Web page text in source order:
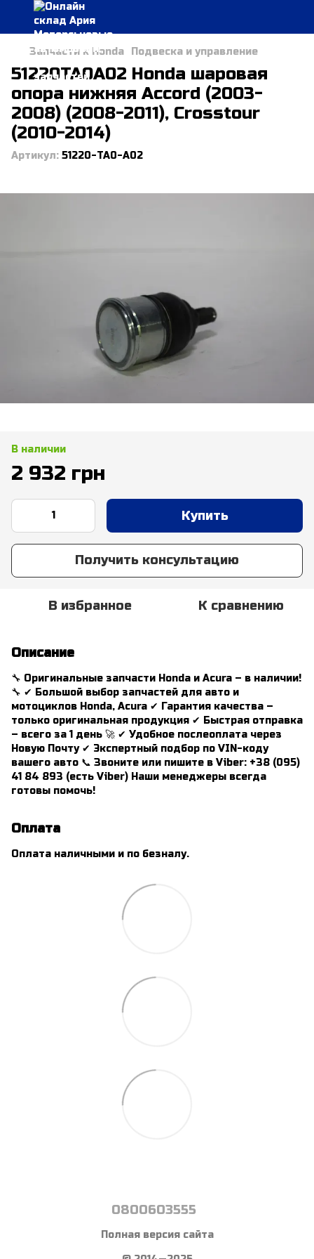
Запчасти к Honda Подвеска и управление
51220TA0A02 Honda шаровая
опора нижняя Accord (2003-
2008) (2008-2011), Crosstour
(2010-2014)
Артикул: 51220-TA0-A02
В наличии
2 932 грн
Купить
Получить консультацию
В избранное К сравнению
Описание
🔧 Оригинальные запчасти Honda и Acura – в наличии!
🔧 ✔ Большой выбор запчастей для авто и
мотоциклов Honda, Acura ✔ Гарантия качества –
только оригинальная продукция ✔ Быстрая отправка
– всего за 1 день 🚀 ✔ Удобное послеоплата через
Новую Почту ✔ Экспертный подбор по VIN-коду
вашего авто 📞 Звоните или пишите в Viber: +38 (095)
41 84 893 (есть Viber) Наши менеджеры всегда
готовы помочь!
Оплата
Оплата наличными и по безналу.
0800603555
Полная версия сайта